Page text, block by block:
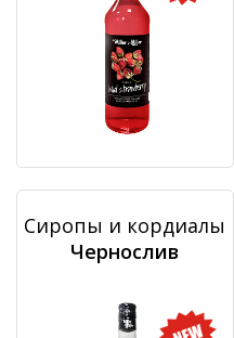
Сиропы и кордиалы
Чернослив